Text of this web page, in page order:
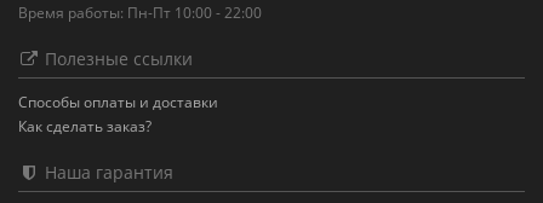
Время работы: Пн-Пт 10:00 - 22:00
Полезные ссылки
Способы оплаты и доставки
Как сделать заказ?
Наша гарантия